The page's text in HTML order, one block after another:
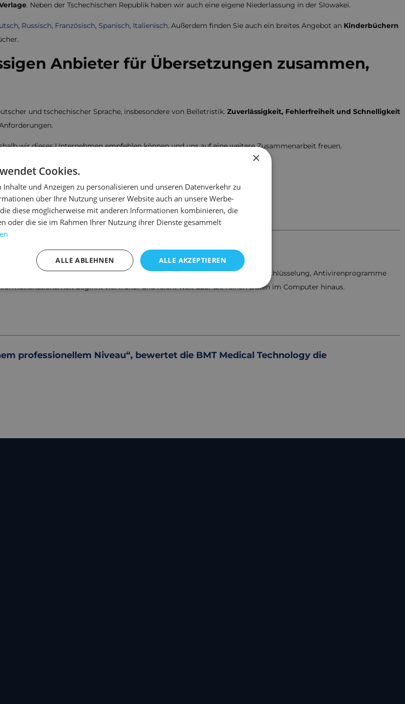
. Neben der Tschechischen Republik haben wir auch eine eigene Niederlassung in der Slowakei.
, Russisch, Französisch, Spanisch, Italienisch. Außerdem finden Sie auch ein breites Angebot an Kinderbüchern
Anbieter für Übersetzungen zusammen,
und tschechischer Sprache, insbesondere von Belletristik. Zuverlässigkeit, Fehlerfreiheit und Schnelligkeit
wir dieses Unternehmen empfehlen können und uns auf eine weitere Zusammenarbeit freuen.
nur eine Frage von Daten ist
vor allem an technische Maßnahmen: gesicherte Server, Passwörter, Verschlüsselung, Antivirenprogramme
beginnt viel früher und reicht weit über die reinen Daten im Computer hinaus.
professionellem Niveau“, bewertet die BMT Medical Technology die
×
Cookies.
und Anzeigen zu personalisieren und unseren Datenverkehr zu
über Ihre Nutzung unserer Website auch an unsere Werbe-
diese möglicherweise mit anderen Informationen kombinieren, die
oder die sie im Rahmen Ihrer Nutzung ihrer Dienste gesammelt
ALLE AKZEPTIEREN
ALLE ABLEHNEN